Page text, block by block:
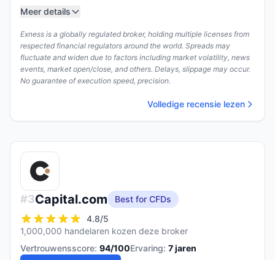
Meer details
Exness is a globally regulated broker, holding multiple licenses from
respected financial regulators around the world. Spreads may
fluctuate and widen due to factors including market volatility, news
events, market open/close, and others. Delays, slippage may occur.
No guarantee of execution speed, precision.
Volledige recensie lezen
#3Capital.com
Best for CFDs
4.8/5
1,000,000 handelaren kozen deze broker
Vertrouwensscore: 94/100Ervaring: 7jaren